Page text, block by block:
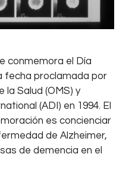
conmemora el Día
fecha proclamada por
la Salud (OMS) y
(ADI) en 1994. El
es concienciar
de Alzheimer,
de demencia en el